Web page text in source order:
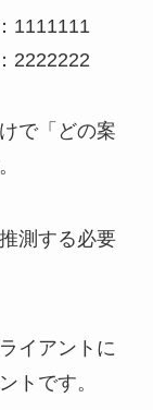
1111111
2222222
で「どの案
測する必要
イアントに
トです。